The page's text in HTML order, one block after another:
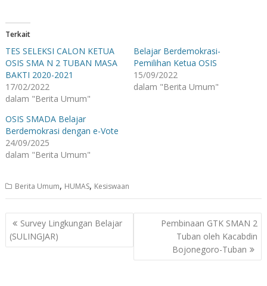
Terkait
TES SELEKSI CALON KETUA
OSIS SMA N 2 TUBAN MASA
BAKTI 2020-2021
17/02/2022
dalam "Berita Umum"
Belajar Berdemokrasi-
Pemilihan Ketua OSIS
15/09/2022
dalam "Berita Umum"
OSIS SMADA Belajar
Berdemokrasi dengan e-Vote
24/09/2025
dalam "Berita Umum"
Berita Umum, HUMAS, Kesiswaan
Navigasi
pos
Survey Lingkungan Belajar
(SULINGJAR)
Pembinaan GTK SMAN 2
Tuban oleh Kacabdin
Bojonegoro-Tuban